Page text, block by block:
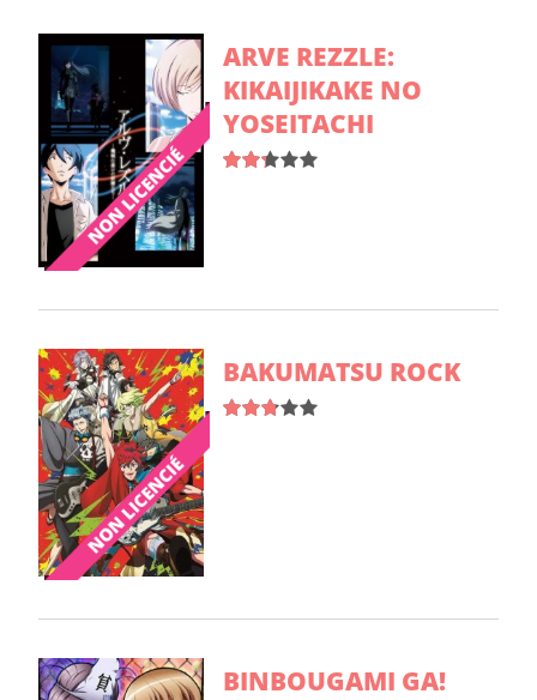
ARVE REZZLE:
KIKAIJIKAKE NO
YOSEITACHI
BAKUMATSU ROCK
BINBOUGAMI GA!